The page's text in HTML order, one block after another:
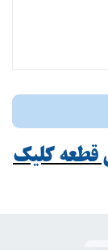
قطعه کلیک